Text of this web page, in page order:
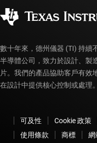
myTI 帳戶常見問題解答
數十年來，德州儀器 (TI) 持續
半導體公司，致力於設計、製
片。我們的產品協助客戶有效
在設計中提供核心控制或處理。
可及性 Cookie 政策
使用條款
商標 網